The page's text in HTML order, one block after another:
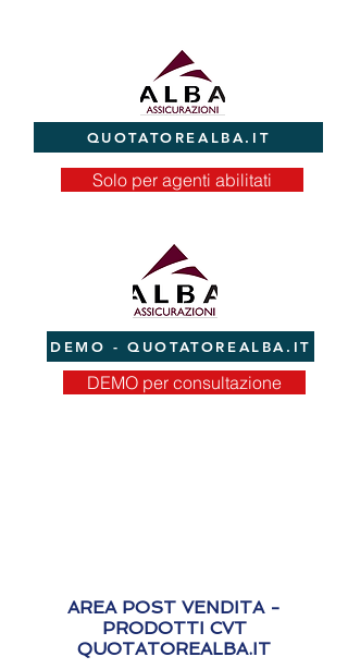
QUOTATOREALBA.IT
Solo per agenti abilitati
DEMO - QUOTATOREALBA.IT
DEMO per consultazione
AREA POST VENDITA -
PRODOTTI CVT
QUOTATOREALBA.IT